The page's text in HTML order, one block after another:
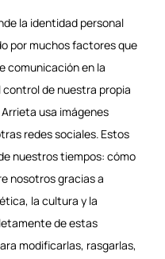
la identidad personal
por muchos factores que
comunicación en la
de nuestra propia
usa imágenes
redes sociales. Estos
nuestros tiempos: cómo
nosotros gracias a
la cultura y la
de estas
modificarlas, rasgarlas,